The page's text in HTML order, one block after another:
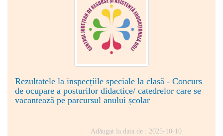
Rezultatele la inspecțiile speciale la clasă - Concurs
de ocupare a posturilor didactice/ catedrelor care se
vacantează pe parcursul anului școlar
Adăugat la data de : 2025-10-10